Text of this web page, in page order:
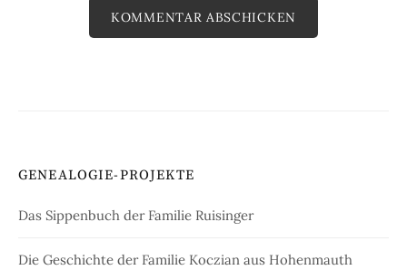
GENEALOGIE-PROJEKTE
Das Sippenbuch der Familie Ruisinger
Die Geschichte der Familie Koczian aus Hohenmauth